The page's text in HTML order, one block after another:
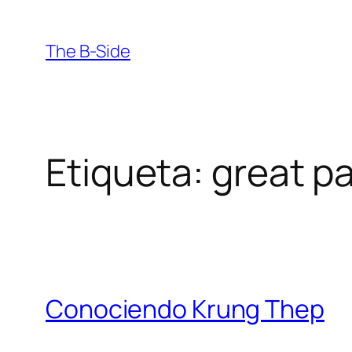
contenido
The B-Side
Etiqueta: great
Conociendo Krung Thep